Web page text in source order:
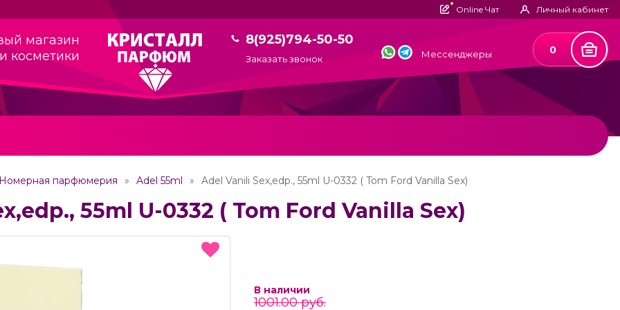
Online Чат Личный кабинет
магазин
косметики
8(925)794-50-50
Заказать звонок Мессенджеры 0
Номерная парфюмерия Adel 55ml Adel Vanili Sex,edp., 55ml U-0332 ( Tom Ford Vanilla Sex)
55ml U-0332 ( Tom Ford Vanilla Sex)
В наличии
1001.00 руб.